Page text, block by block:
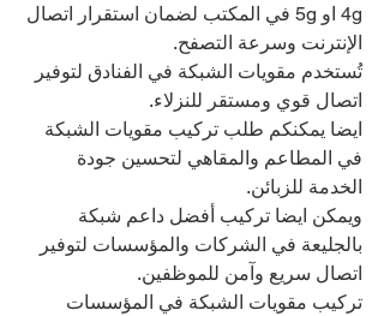
4g او 5g في المكتب لضمان استقرار اتصال
الإنترنت وسرعة التصفح.
تُستخدم مقويات الشبكة في الفنادق لتوفير
اتصال قوي ومستقر للنزلاء.
ايضا يمكنكم طلب تركيب مقويات الشبكة
في المطاعم والمقاهي لتحسين جودة
الخدمة للزبائن.
ويمكن ايضا تركيب أفضل داعم شبكة
بالجليعة في الشركات والمؤسسات لتوفير
اتصال سريع وآمن للموظفين.
تركيب مقويات الشبكة في المؤسسات